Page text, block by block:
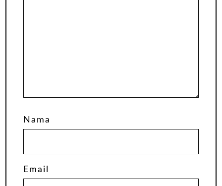
Nama
Email